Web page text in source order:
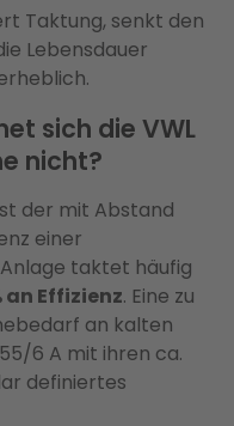
Taktung, senkt den
Lebensdauer
sich die VWL
nicht?
der mit Abstand
einer
taktet häufig
an Effizienz. Eine zu
an kalten
6 A mit ihren ca.
definiertes